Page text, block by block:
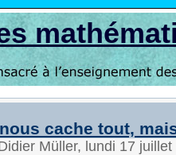
cache tout,
Müller, lundi 17